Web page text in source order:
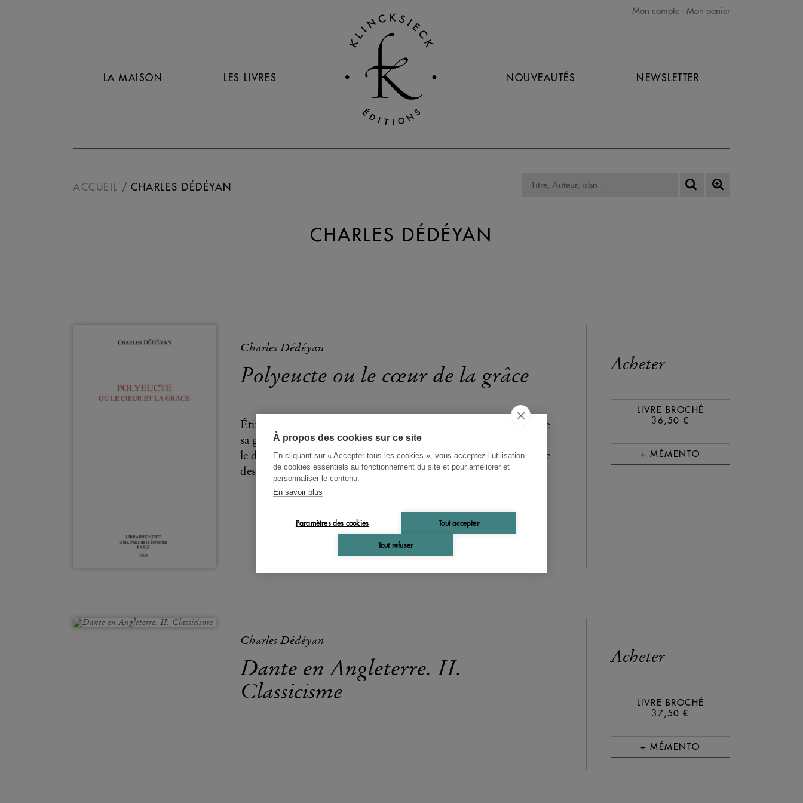
À propos des cookies sur ce site
En cliquant sur « Accepter tous les cookies », vous acceptez l’utilisation
de cookies essentiels au fonctionnement du site et pour améliorer et
personnaliser le contenu.
En savoir plus
Paramètres des cookies Tout accepter
Tout refuser
Mon compte Mon panier
LA MAISON LES LIVRES NOUVEAUTÉS NEWSLETTER
ACCUEIL CHARLES DÉDÉYAN
CHARLES DÉDÉYAN
Charles Dédéyan
Polyeucte ou le cœur de la grâce
Étude d'ensemble de
, tragédie de Corneille, traitant de
sa genèse, de son inscription dans le contexte de l'époque, dans
le développement de la création cornélienne, dans la psychologie
des personnages, enfin dans sa portée spirituelle.
Acheter
LIVRE BROCHÉ
36,50 €
+ MÉMENTO
Charles Dédéyan
Dante en Angleterre. II.
Classicisme
Acheter
LIVRE BROCHÉ
37,50 €
+ MÉMENTO